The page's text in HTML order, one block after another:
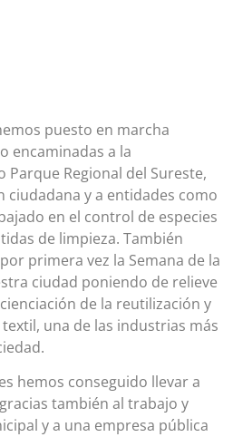
puesto en marcha
encaminadas a la
Regional del Sureste,
ciudadana y a entidades como
en el control de especies
de limpieza. También
primera vez la Semana de la
ciudad poniendo de relieve
de la reutilización y
una de las industrias más
hemos conseguido llevar a
también al trabajo y
y a una empresa pública